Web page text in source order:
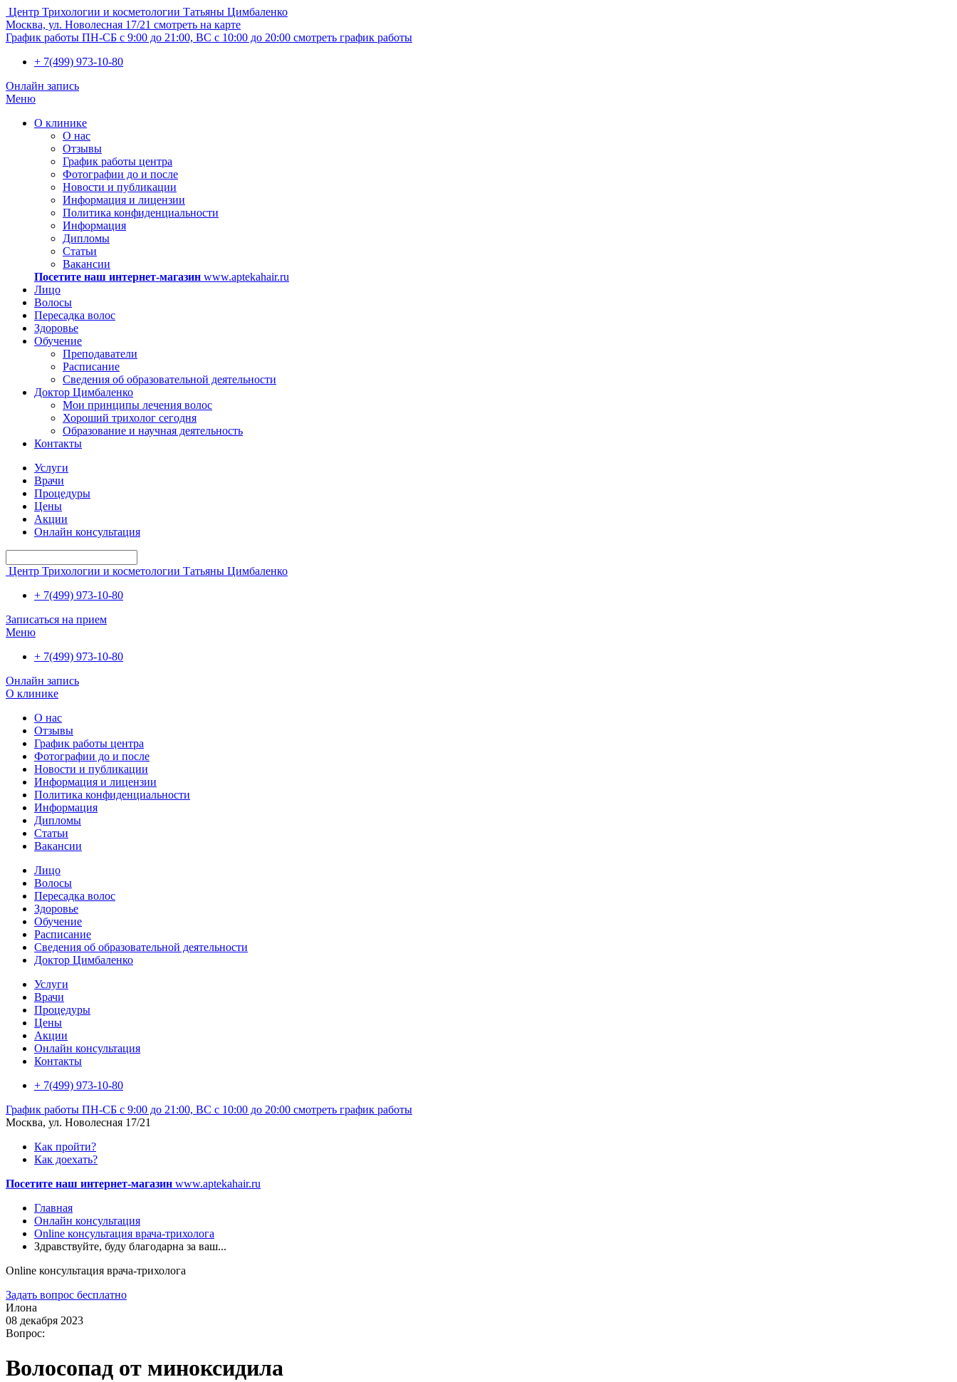
Центр Трихологии и косметологии Татьяны Цимбаленко
Москва, ул. Новолесная 17/21 смотреть на карте
График работы ПН-СБ с 9:00 до 21:00, ВС с 10:00 до 20:00 смотреть график работы
+ 7(499) 973-10-80
Онлайн запись
Меню
О клинике
О нас
Отзывы
График работы центра
Фотографии до и после
Новости и публикации
Информация и лицензии
Политика конфиденциальности
Информация
Дипломы
Статьи
Вакансии
Посетите наш интернет-магазин www.aptekahair.ru
Лицо
Волосы
Пересадка волос
Здоровье
Обучение
Преподаватели
Расписание
Сведения об образовательной деятельности
Доктор Цимбаленко
Мои принципы лечения волос
Хороший трихолог сегодня
Образование и научная деятельность
Контакты
Услуги
Врачи
Процедуры
Цены
Акции
Онлайн консультация
Центр Трихологии и косметологии Татьяны Цимбаленко
+ 7(499) 973-10-80
Записаться на прием
Меню
+ 7(499) 973-10-80
Онлайн запись
О клинике
О нас
Отзывы
График работы центра
Фотографии до и после
Новости и публикации
Информация и лицензии
Политика конфиденциальности
Информация
Дипломы
Статьи
Вакансии
Лицо
Волосы
Пересадка волос
Здоровье
Обучение
Расписание
Сведения об образовательной деятельности
Доктор Цимбаленко
Услуги
Врачи
Процедуры
Цены
Акции
Онлайн консультация
Контакты
+ 7(499) 973-10-80
График работы ПН-СБ с 9:00 до 21:00, ВС с 10:00 до 20:00 смотреть график работы
Москва, ул. Новолесная 17/21
Как пройти?
Как доехать?
Посетите наш интернет-магазин www.aptekahair.ru
Главная
Онлайн консультация
Online консультация врача-трихолога
Здравствуйте, буду благодарна за ваш...
Online консультация врача-трихолога
Задать вопрос бесплатно
Илона
08 декабря 2023
Вопрос:
Волосопад от миноксидила